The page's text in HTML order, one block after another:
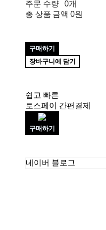
주문 수량
0개
총 상품 금액 0원
구매하기
장바구니에 담기
쉽고 빠른
토스페이 간편결제
구매하기
네이버 블로그